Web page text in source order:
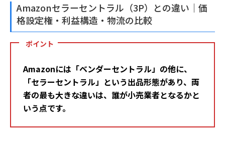
Amazonセラーセントラル（3P）との違い｜価
格設定権・利益構造・物流の比較
ポイント
Amazonには「ベンダーセントラル」の他に、
「セラーセントラル」という出品形態があり、両
者の最も大きな違いは、誰が小売業者となるかと
いう点です。